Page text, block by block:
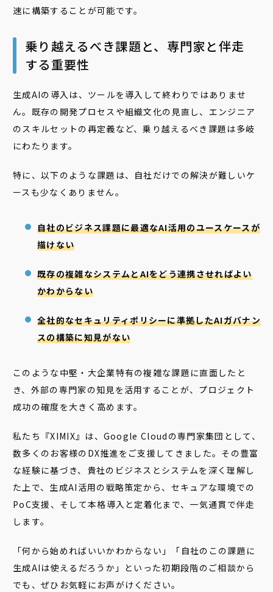
速に構築することが可能です。
乗り越えるべき課題と、専門家と伴走
する重要性
生成AIの導入は、ツールを導入して終わりではありませ
ん。既存の開発プロセスや組織文化の見直し、エンジニア
のスキルセットの再定義など、乗り越えるべき課題は多岐
にわたります。
特に、以下のような課題は、自社だけでの解決が難しいケ
ースも少なくありません。
自社のビジネス課題に最適なAI活用のユースケースが
描けない
既存の複雑なシステムとAIをどう連携させればよい
かわからない
全社的なセキュリティポリシーに準拠したAIガバナン
スの構築に知見がない
このような中堅・大企業特有の複雑な課題に直面したと
き、外部の専門家の知見を活用することが、プロジェクト
成功の確度を大きく高めます。
私たち『XIMIX』は、Google Cloudの専門家集団として、
数多くのお客様のDX推進をご支援してきました。その豊富
な経験に基づき、貴社のビジネスとシステムを深く理解し
た上で、生成AI活用の戦略策定から、セキュアな環境での
PoC支援、そして本格導入と定着化まで、一気通貫で伴走
します。
「何から始めればいいかわからない」「自社のこの課題に
生成AIは使えるだろうか」といった初期段階のご相談から
でも、ぜひお気軽にお声がけください。